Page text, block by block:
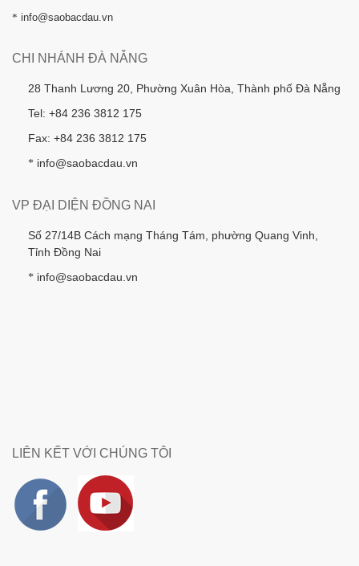
* info@saobacdau.vn
CHI NHÁNH ĐÀ NẴNG
28 Thanh Lương 20, Phường Xuân Hòa, Thành phố Đà Nẵng
Tel: +84 236 3812 175
Fax: +84 236 3812 175
* info@saobacdau.vn
VP ĐẠI DIỆN ĐỒNG NAI
Số 27/14B Cách mạng Tháng Tám, phường Quang Vinh,
Tỉnh Đồng Nai
* info@saobacdau.vn
LIÊN KẾT VỚI CHÚNG TÔI